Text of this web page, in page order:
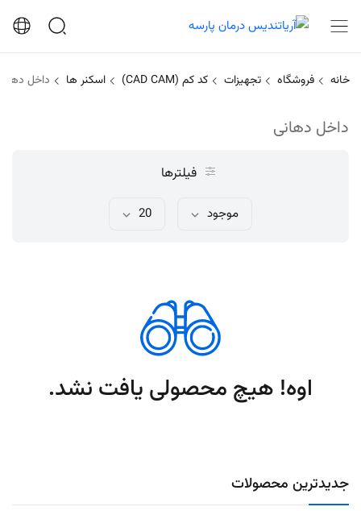
خانه فروشگاه تجهیزات کد کم (CAD CAM) اسکنر ها داخل
جدیدترین محصولات
داخل دهانی
فیلترها
موجود 20
اوه! هیچ محصولی یافت نشد.